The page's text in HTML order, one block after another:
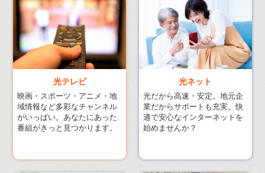
光テレビ
映画・スポーツ・アニメ・地
域情報など多彩なチャンネル
がいっぱい。あなたにあった
番組がきっと見つかります。
光ネット
光だから高速・安定。地元企
業だからサポートも充実。快
適で安心なインターネットを
始めませんか？